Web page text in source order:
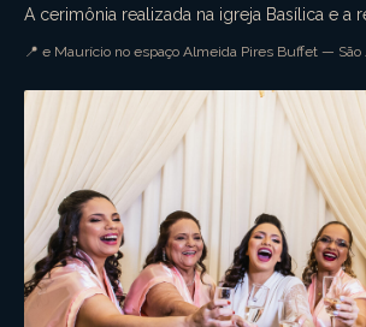
A cerimônia realizada na igreja Basílica e a
📍 e Maurício no espaço Almeida Pires Buffet — São